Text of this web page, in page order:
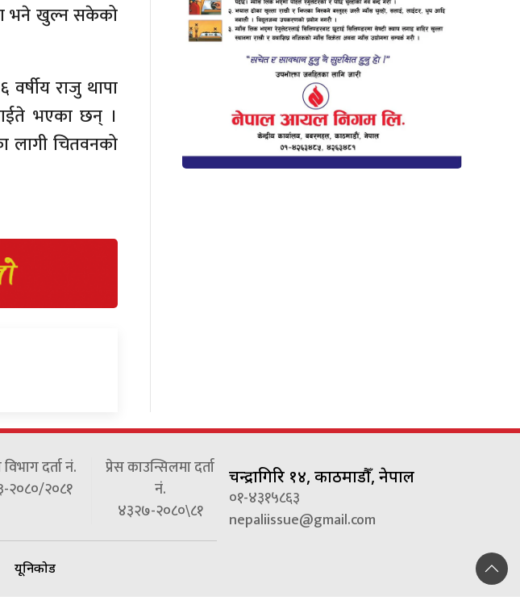
भने खुल्न सकेको
राजु थापा
भएका छन् ।
लागी चितवनको
दर्ता नं.
२०८०/२०८१
प्रेस काउन्सिलमा दर्ता
नं.
४३२७-२०८०\८१
यूनिकोड
चन्द्रागिरि १४, काठमाडौँ, नेपाल
०१-४३१५८६३
nepaliissue@gmail.com